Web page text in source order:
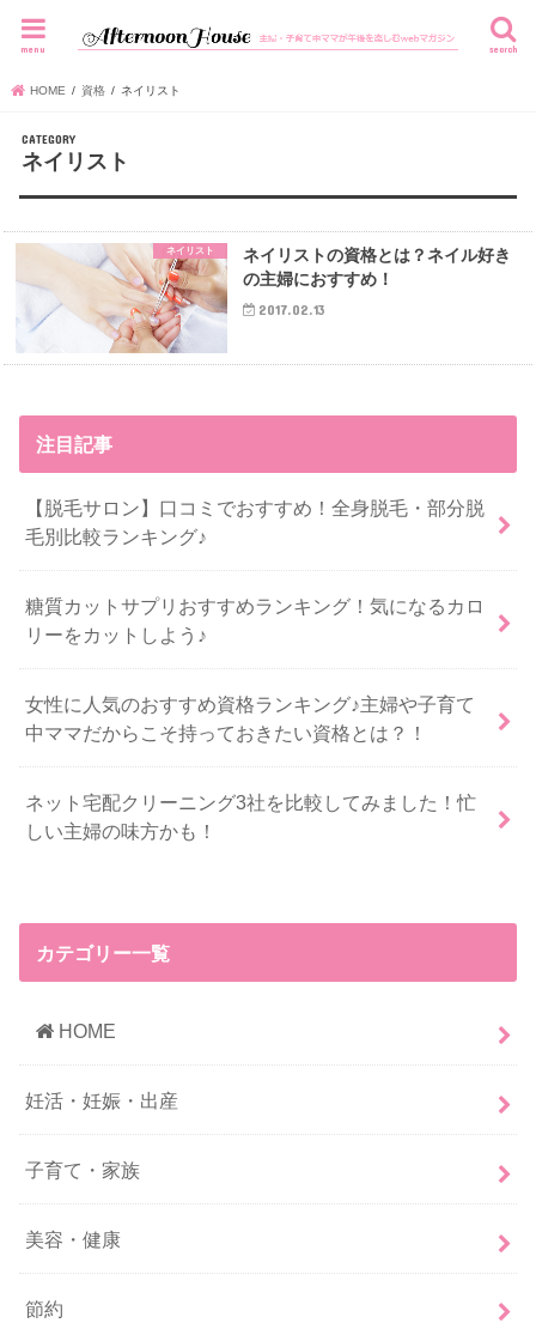
search
menu
HOME 資格 ネイリスト
ネイリスト
ネイリスト
ネイリストの資格とは？ネイル好き
の主婦におすすめ！
2017.02.13
注目記事
【脱毛サロン】口コミでおすすめ！全身脱毛・部分脱
毛別比較ランキング♪
糖質カットサプリおすすめランキング！気になるカロ
リーをカットしよう♪
女性に人気のおすすめ資格ランキング♪主婦や子育て
中ママだからこそ持っておきたい資格とは？！
ネット宅配クリーニング3社を比較してみました！忙
しい主婦の味方かも！
カテゴリー一覧
HOME
妊活・妊娠・出産
子育て・家族
美容・健康
節約